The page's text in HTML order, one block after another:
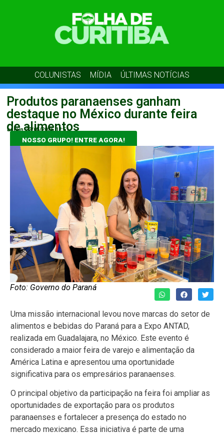
COLUNISTAS MÍDIA ÚLTIMAS NOTÍCIAS
Produtos paranaenses ganham
destaque no México durante feira
de alimentos
admin 22/05/2026 12:51
NOSSO GRUPO! ENTRE AGORA!
Foto: Governo do Paraná
Uma missão internacional levou nove marcas do setor de
alimentos e bebidas do Paraná para a Expo ANTAD,
realizada em Guadalajara, no México. Este evento é
considerado a maior feira de varejo e alimentação da
América Latina e apresentou uma oportunidade
significativa para os empresários paranaenses.
O principal objetivo da participação na feira foi ampliar as
oportunidades de exportação para os produtos
paranaenses e fortalecer a presença do estado no
mercado mexicano. Essa iniciativa é parte de uma